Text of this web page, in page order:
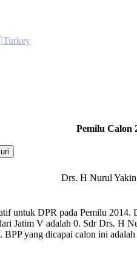
Pemilu Calon
Drs. H Nurul Yakin
untuk DPR pada Pemilu 2014.
Jatim V adalah 0. Sdr Drs. H
BPP yang dicapai calon ini